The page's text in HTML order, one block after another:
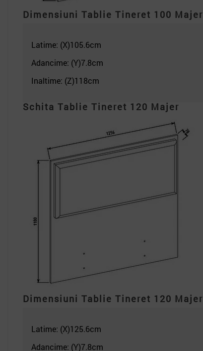
Dimensiuni Tablie Tineret 100 Majer
Latime: (X)105.6cm
Adancime: (Y)7.8cm
Inaltime: (Z)118cm
Schita Tablie Tineret 120 Majer
Dimensiuni Tablie Tineret 120 Majer
Latime: (X)125.6cm
Adancime: (Y)7.8cm